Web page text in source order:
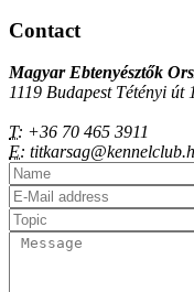
Contact
Magyar Ebtenyésztők
1119 Budapest Tétényi út
T: +36 70 465 3911
E: